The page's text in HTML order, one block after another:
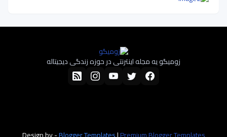
زومیگو یه مجله اینترنتی در حوزه زندگی دیجیتاله